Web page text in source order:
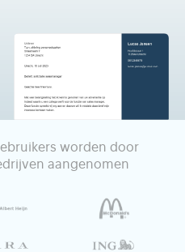
worden door
aangenomen